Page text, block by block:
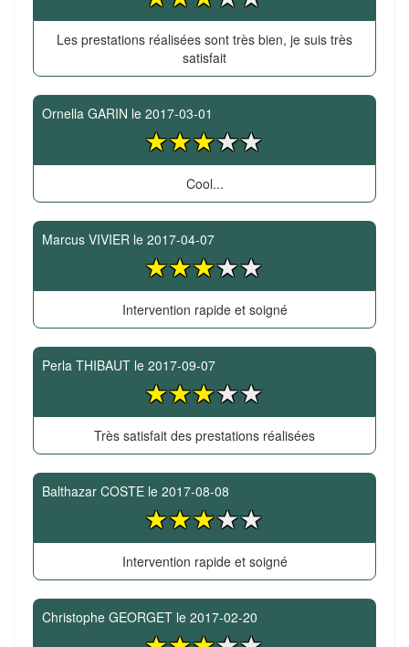
Les prestations réalisées sont très bien, je suis très
satisfait
Ornella GARIN le 2017-03-01
Cool...
Marcus VIVIER le 2017-04-07
Intervention rapide et soigné
Perla THIBAUT le 2017-09-07
Très satisfait des prestations réalisées
Balthazar COSTE le 2017-08-08
Intervention rapide et soigné
Christophe GEORGET le 2017-02-20